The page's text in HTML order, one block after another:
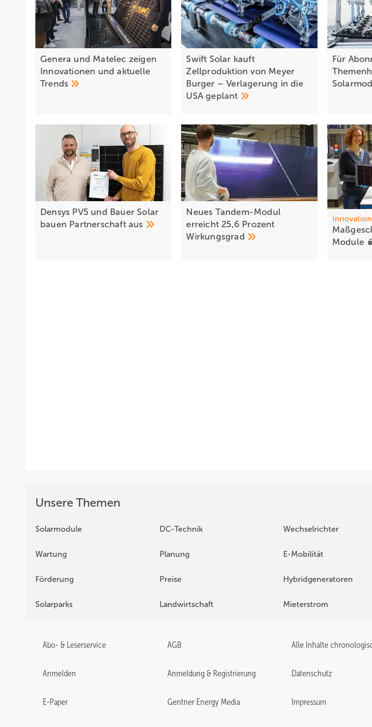
Genera und Matelec zeigen
Innovationen und aktuelle
Trends
Swift Solar kauft
Zellproduktion von Meyer
Burger – Verlagerung in die
USAgeplant
Für
Densys PV5 und Bauer Solar
bauen Partnerschaft aus
Neues Tandem-Modul
erreicht 25,6 Prozent
Wirkungsgrad
Module
Unsere Themen
Solarmodule DC-Technik Wechselrichter
Wartung Planung E-Mobilität
Förderung Preise Hybridgeneratoren
Solarparks Landwirtschaft Mieterstrom
Abo- & Leserservice AGB Alle Inhalte
Anmelden Anmeldung & Registrierung Datenschutz
E-Paper Gentner Energy Media Impressum